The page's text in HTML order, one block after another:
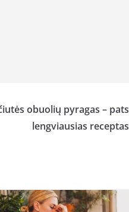
obuolių pyragas – pats
lengviausias receptas